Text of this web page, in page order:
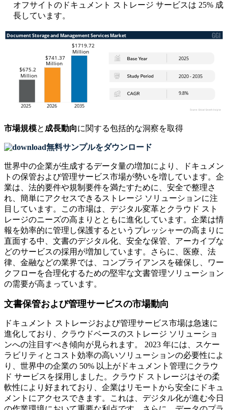
オフサイトのドキュメント ストレージ サービスは 25% 成
長しています。
市場規模と 成長動向に関する包括的な洞察を取得
無料サンプルをダウンロード
世界中の企業が生成するデータ量の増加により、ドキュメン
トの保管および管理サービス市場が勢いを増しています。企
業は、法的要件や規制要件を満たすために、安全で整理さ
れ、簡単にアクセスできるストレージ ソリューションに注
目しています。この市場は、デジタル変革とクラウド スト
レージのニーズの高まりとともに進化しています。企業は情
報を効率的に管理し保護するというプレッシャーの高まりに
直面する中、文書のデジタル化、安全な保管、アーカイブな
どのサービスの採用が増加しています。さらに、医療、法
律、金融などの業界では、コンプライアンスを確保し、ワー
クフローを合理化するための堅牢な文書管理ソリューション
の需要が高まっています。
文書保管および管理サービスの市場動向
ドキュメント ストレージおよび管理サービス市場は急速に
進化しており、クラウドベースのストレージ ソリューショ
ンへの注目すべき傾向が見られます。 2023 年には、スケー
ラビリティとコスト効率の高いソリューションの必要性によ
り、世界中の企業の 50% 以上がドキュメント管理にクラウ
ド サービスを採用しました。クラウド ストレージはその柔
軟性により好まれており、企業はリモートから安全にドキュ
メントにアクセスできます。これは、デジタル化が進む今日